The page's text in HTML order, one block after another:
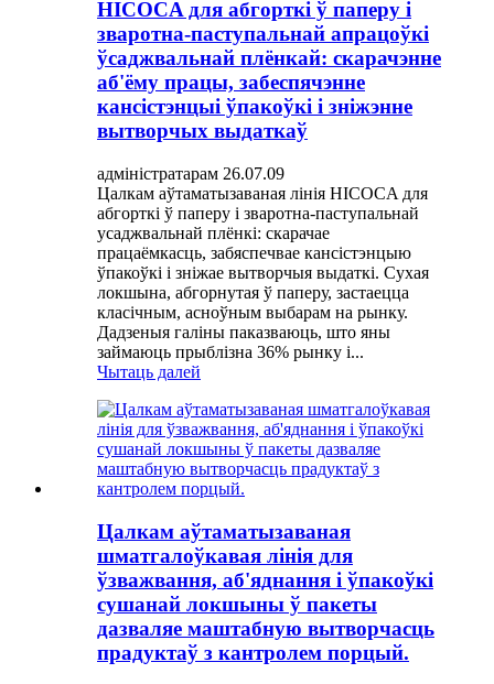
HICOCA для абгорткі ў паперу і
зваротна-паступальнай апрацоўкі
ўсаджвальнай плёнкай: скарачэнне
аб'ёму працы, забеспячэнне
кансістэнцыі ўпакоўкі і зніжэнне
вытворчых выдаткаў
адміністратарам 26.07.09
Цалкам аўтаматызаваная лінія HICOCA для
абгорткі ў паперу і зваротна-паступальнай
усаджвальнай плёнкі: скарачае
працаёмкасць, забяспечвае кансістэнцыю
ўпакоўкі і зніжае вытворчыя выдаткі. Сухая
локшына, абгорнутая ў паперу, застаецца
класічным, асноўным выбарам на рынку.
Дадзеныя галіны паказваюць, што яны
займаюць прыблізна 36% рынку і...
Чытаць далей
Цалкам аўтаматызаваная
шматгалоўкавая лінія для
ўзважвання, аб'яднання і ўпакоўкі
сушанай локшыны ў пакеты
дазваляе маштабную вытворчасць
прадуктаў з кантролем порцый.